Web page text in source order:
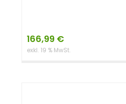
166,99 €
exkl. 19 % MwSt.